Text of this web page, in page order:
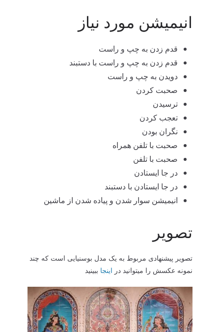
انیمیشن مورد نیاز
قدم زدن به چپ و راست
قدم زدن به چپ و راست با دستبند
دویدن به چپ و راست
صحبت کردن
ترسیدن
تعجب کردن
نگران بودن
صحبت با تلفن همراه
صحبت با تلفن
در جا ایستادن
در جا ایستادن با دستبند
انیمیشن سوار شدن و پیاده شدن از ماشین
تصویر
تصویر پیشنهادی مربوط به یک مدل بوسنیایی است که چند
نمونه عکسش را میتوانید در اینجا ببینید